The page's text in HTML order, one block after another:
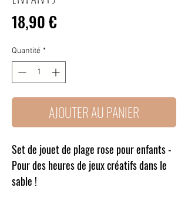
18,90 €
Quantité *
AJOUTER AU PANIER
Set de jouet de plage rose pour enfants -
Pour des heures de jeux créatifs dans le
sable !